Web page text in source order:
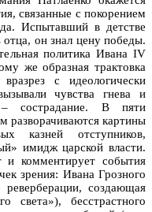
связанные с покорением
Испытавший в детстве
он знал цену победы.
политика Ивана IV
же образная трактовка
с идеологически
чувства гнева и
сострадание. В пяти
разворачиваются картины
казней отступников,
имидж царской власти.
и комментирует события
зрения: Ивана Грозного
создающая
света»), бесстрастного